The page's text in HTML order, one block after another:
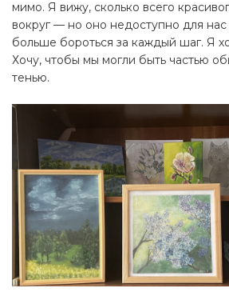
мимо. Я вижу, сколько всего
вокруг — но оно недоступно для
больше бороться за каждый шаг. Я
Хочу, чтобы мы могли быть частью
тенью.